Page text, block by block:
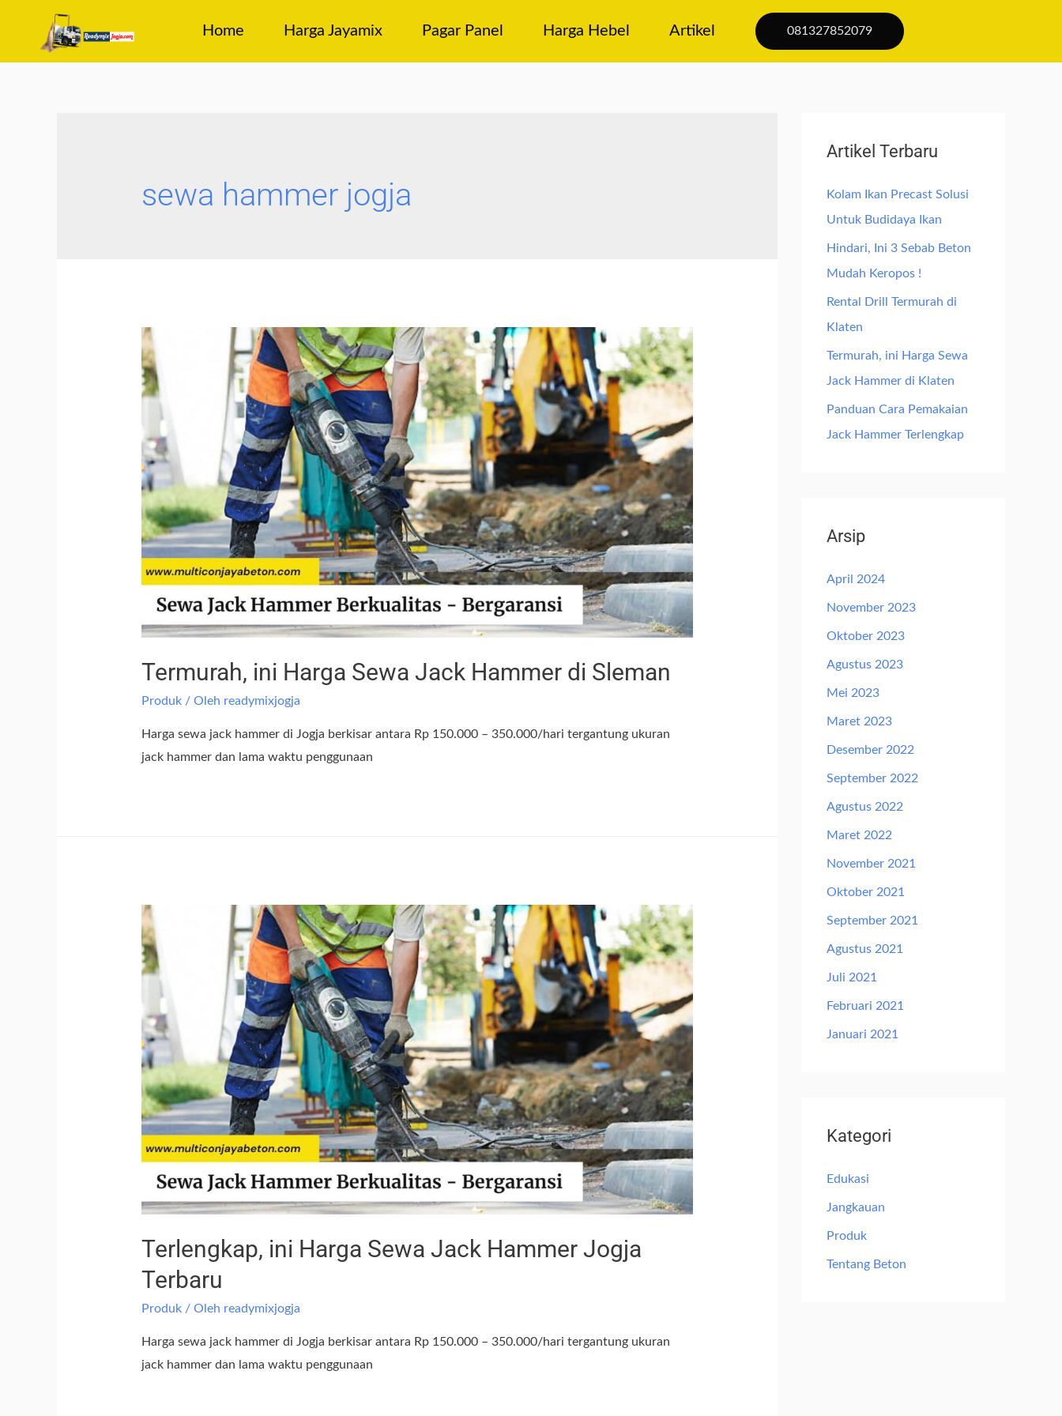
Home Harga Jayamix Pagar Panel Harga Hebel Artikel 081327852079
sewa hammer jogja
Termurah, ini Harga Sewa Jack Hammer di Sleman
Produk/ Oleh readymixjogja
Harga sewa jack hammer di Jogja berkisar antara Rp 150.000 – 350.000/hari tergantung ukuran
jack hammer dan lama waktu penggunaan
Terlengkap, ini Harga Sewa Jack Hammer Jogja
Terbaru
Produk/ Oleh readymixjogja
Harga sewa jack hammer di Jogja berkisar antara Rp 150.000 – 350.000/hari tergantung ukuran
jack hammer dan lama waktu penggunaan
Artikel Terbaru
Kolam Ikan Precast Solusi
Untuk Budidaya Ikan
Hindari, Ini 3 Sebab Beton
Mudah Keropos !
Rental Drill Termurah di
Klaten
Termurah, ini Harga Sewa
Jack Hammer di Klaten
Panduan Cara Pemakaian
Jack Hammer Terlengkap
Arsip
April 2024
November 2023
Oktober 2023
Agustus 2023
Mei 2023
Maret 2023
Desember 2022
September 2022
Agustus 2022
Maret 2022
November 2021
Oktober 2021
September 2021
Agustus 2021
Juli 2021
Februari 2021
Januari 2021
Kategori
Edukasi
Jangkauan
Produk
Tentang Beton